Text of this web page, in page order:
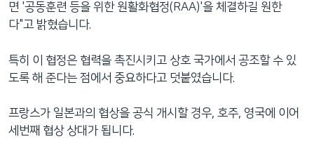
색
으
이
등
면 '공동훈련 등을 위한 원활화협정(RAA)'을 체결하길 원한
다"고 밝혔습니다.
특히 이 협정은 협력을 촉진시키고 상호 국가에서 공조할 수 있
도록 해 준다는 점에서 중요하다고 덧붙였습니다.
프랑스가 일본과의 협상을 공식 개시할 경우, 호주, 영국에 이어
세번째 협상 상대가 됩니다.